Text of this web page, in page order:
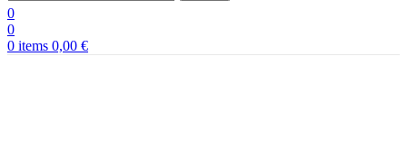
0
0
0 items 0,00 €